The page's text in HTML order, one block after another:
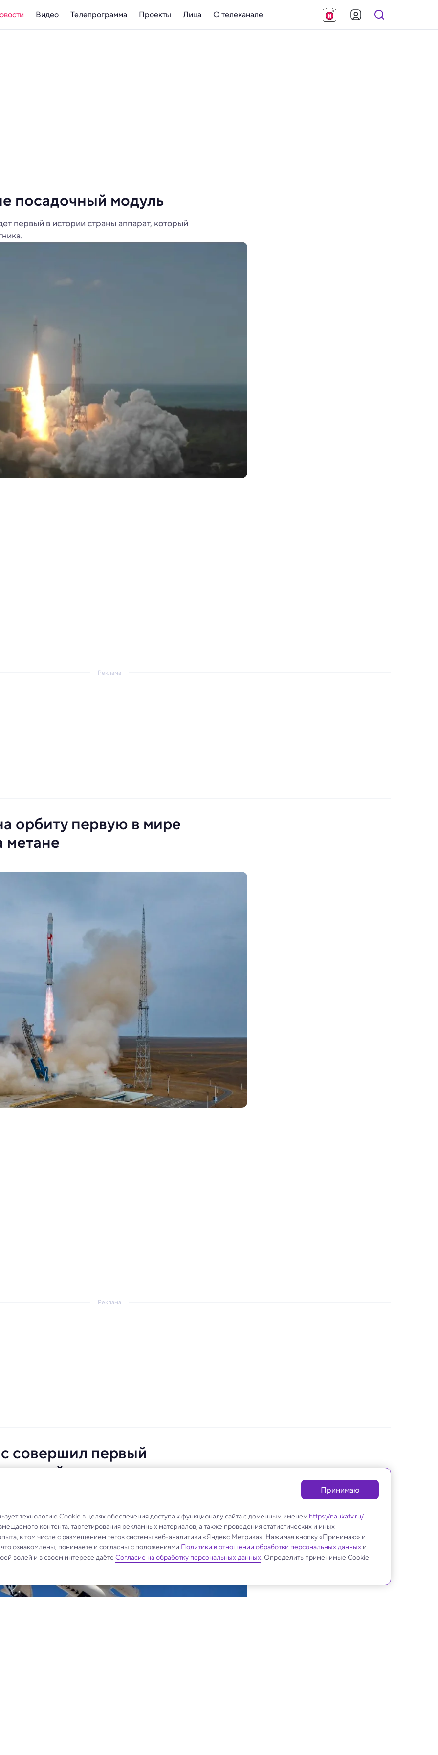
Видео Телепрограмма Проекты Лица О телеканале
посадочный модуль
первый в истории страны аппарат, который
Реклама
орбиту первую в мире
метане
Реклама
совершил первый
полет
Принимаю
технологию Cookie в целях обеспечения доступа к функционалу сайта с доменным именем https://naukatv.ru/
контента, таргетирования рекламных материалов, а также проведения статистических и иных
в том числе с размещением тегов системы веб-аналитики «Яндекс Метрика». Нажимая кнопку «Принимаю» и
ознакомлены, понимаете и согласны с положениями Политики в отношении обработки персональных данных и
волей и в своем интересе даёте Согласие на обработку персональных данных. Определить применимые Cookie